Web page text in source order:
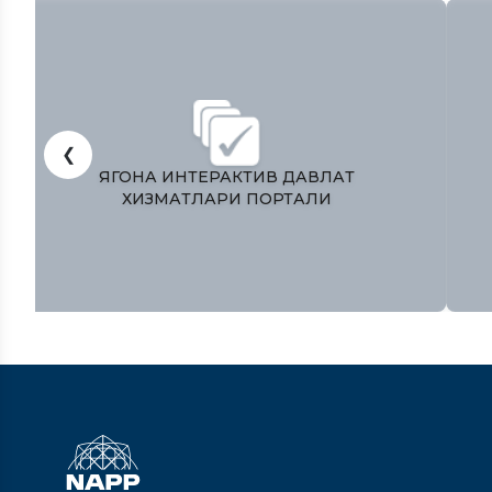
ЎЗБЕКИСТОН РЕСПУБЛИКАСИ
ПРЕЗИДЕНТИ МАТБУОТ ХИЗМАТИ
❮